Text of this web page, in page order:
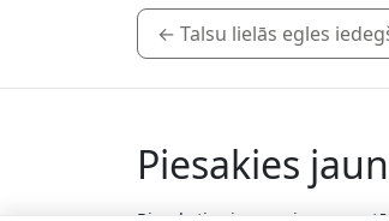
← Talsu lielās egles
Piesakies